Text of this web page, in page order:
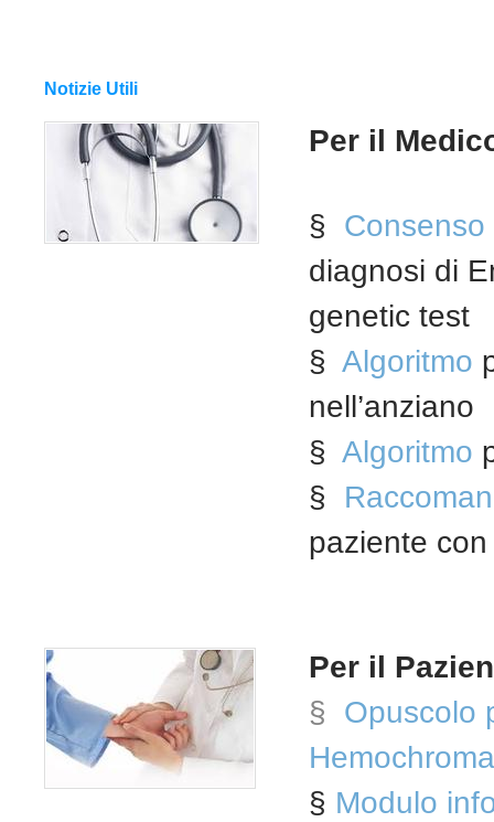
Notizie Utili
Per il
§
diagnosi di
genetic test
§ Algoritmo
nell’anziano
§ Algoritmo
§
paziente
Per il
§ Opuscolo
§ Modulo